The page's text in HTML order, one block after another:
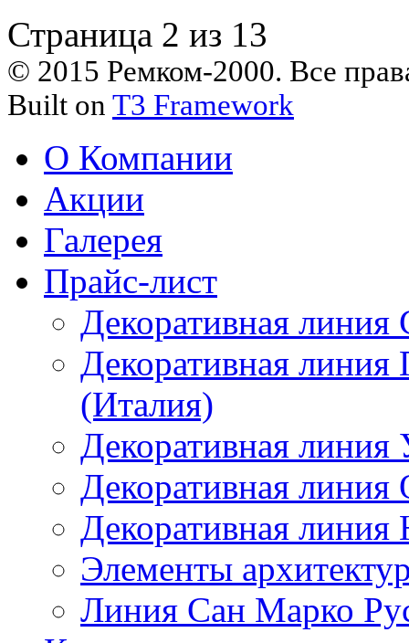
Страница 2 из 13
© 2015 Ремком-2000. Все
Built on T3 Framework
О Компании
Акции
Галерея
Прайс-лист
Декоративная
Декоративная
(Италия)
Декоративная
Декоративная
Декоративная линия
Элементы
Линия Сан Марко